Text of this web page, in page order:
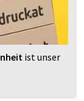
ist unser